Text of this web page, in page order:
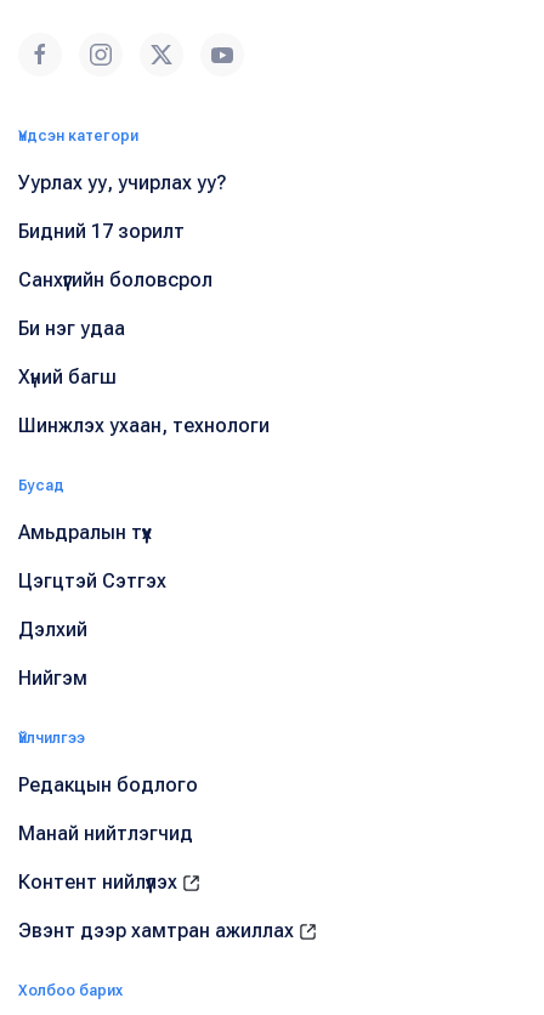
Үндсэн категори
Уурлах уу, учирлах уу?
Бидний 17 зорилт
Санхүүгийн боловсрол
Би нэг удаа
Хүний багш
Шинжлэх ухаан, технологи
Бусад
Амьдралын түүх
Цэгцтэй Сэтгэх
Дэлхий
Нийгэм
Үйлчилгээ
Редакцын бодлого
Манай нийтлэгчид
Контент нийлүүлэх
Эвэнт дээр хамтран ажиллах
Холбоо барих